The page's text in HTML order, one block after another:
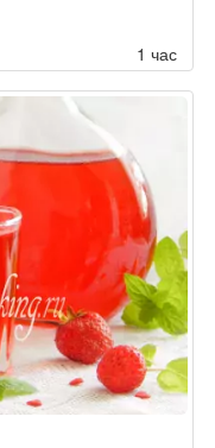
1 час